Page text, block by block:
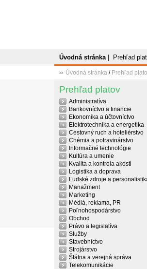
Úvodná stránka| Prehľad
Úvodná stránka / Prehľad
Prehľad platov
Administratíva
Bankovníctvo a financie
Ekonomika a účtovníctvo
Elektrotechnika a energetika
Cestovný ruch a hoteliérstvo
Chémia a potravinárstvo
Informačné technológie
Kultúra a umenie
Kvalita a kontrola akosti
Logistika a doprava
Ľudské zdroje a
Manažment
Marketing
Médiá, reklama, PR
Poľnohospodárstvo
Obchod
Právo a legislatíva
Služby
Stavebníctvo
Strojárstvo
Štátna a verejná správa
Telekomunikácie